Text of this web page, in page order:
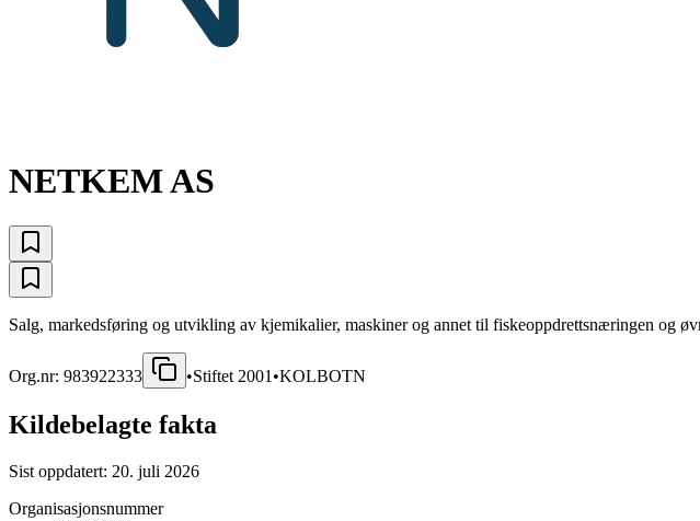
NETKEM AS
Salg, markedsføring og utvikling av kjemikalier, maskiner og annet til fiskeoppdrettsnæringen og
Org.nr: 983922333 •Stiftet 2001 •KOLBOTN
Kildebelagte fakta
Sist oppdatert: 20. juli 2026
Organisasjonsnummer